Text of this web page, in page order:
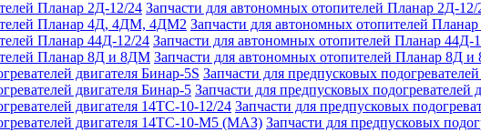
Запчасти для автономных отопителей Планар 2Д-12/
Запчасти для автономных отопителей
Запчасти для автономных отопителей Планар 44Д-
Запчасти для автономных отопителей Планар 8Д
Запчасти для предпусковых
Запчасти для предпусковых подогревателей
Запчасти для предпусковых
Запчасти для предпусковых